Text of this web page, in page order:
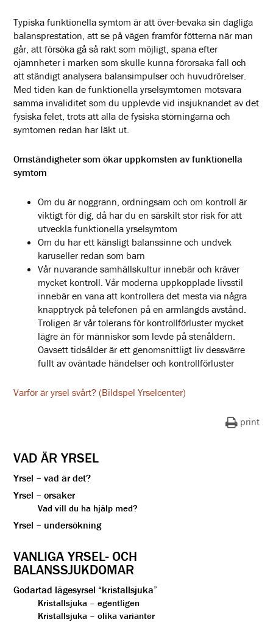
Typiska funktionella symtom är att över-bevaka sin dagliga
balansprestation, att se på vägen framför fötterna när man
går, att försöka gå så rakt som möjligt, spana efter
ojämnheter i marken som skulle kunna förorsaka fall och
att ständigt analysera balansimpulser och huvudrörelser.
Med tiden kan de funktionella yrselsymtomen motsvara
samma invaliditet som du upplevde vid insjuknandet av det
fysiska felet, trots att alla de fysiska störningarna och
symtomen redan har läkt ut.
Omständigheter som ökar uppkomsten av funktionella
symtom
Om du är noggrann, ordningsam och om kontroll är
viktigt för dig, då har du en särskilt stor risk för att
utveckla funktionella yrselsymtom
Om du har ett känsligt balanssinne och undvek
karuseller redan som barn
Vår nuvarande samhällskultur innebär och kräver
mycket kontroll. Vår moderna uppkopplade livsstil
innebär en vana att kontrollera det mesta via några
knapptryck på telefonen på en armlängds avstånd.
Troligen är vår tolerans för kontrollförluster mycket
lägre än för människor som levde på stenåldern.
Oavsett tidsålder är ett genomsnittligt liv dessvärre
fullt av oväntade händelser och kontrollförluster
Varför är yrsel svårt? (Bildspel Yrselcenter)
print
VAD ÄR YRSEL
Yrsel – vad är det?
Yrsel – orsaker
Vad vill du ha hjälp med?
Yrsel – undersökning
VANLIGA YRSEL- OCH
BALANSSJUKDOMAR
Godartad lägesyrsel “kristallsjuka”
Kristallsjuka – egentligen
Kristallsjuka – olika varianter